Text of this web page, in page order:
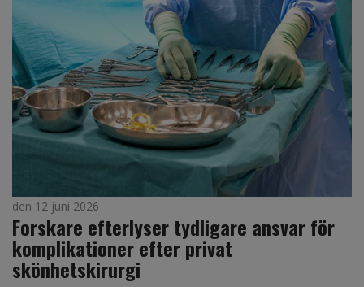
den 12 juni 2026
Forskare efterlyser tydligare ansvar för
komplikationer efter privat
skönhetskirurgi